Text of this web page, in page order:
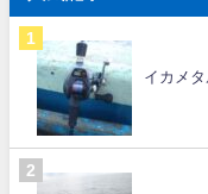
イカメ